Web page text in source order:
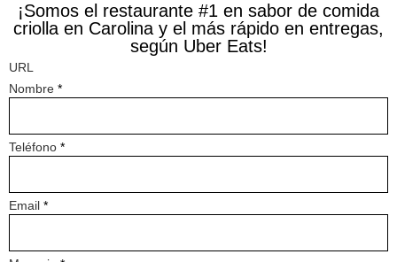
¡Somos el restaurante #1 en sabor de comida
criolla en Carolina y el más rápido en entregas,
según Uber Eats!
URL
Nombre *
Teléfono *
Email *